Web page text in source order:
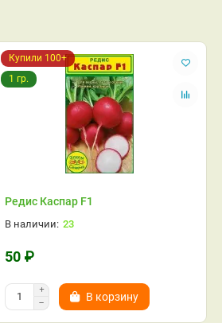
Купили 100+
1 гр.
Редис Каспар F1
23
50 ₽
В корзину